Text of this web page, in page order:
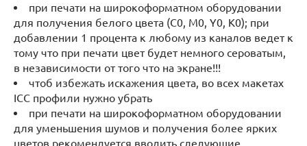
при печати на широкоформатном оборудовании
для получения белого цвета (C0, M0, Y0, K0); при
добавлении 1 процента к любому из каналов ведет к
тому что при печати цвет будет немного сероватым,
в независимости от того что на экране!!!
чтоб избежать искажения цвета, во всех макетах
ICC профили нужно убрать
при печати на широкоформатном оборудовании
для уменьшения шумов и получения более ярких
цветов рекомендуется вводить следующие